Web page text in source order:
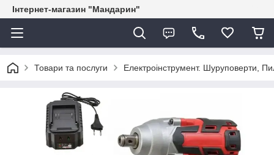
Інтернет-магазин "Мандарин"
Товари та послуги Електроінструмент. Шуруповерти,